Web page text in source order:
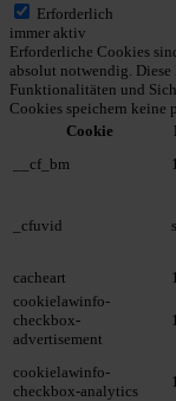
Erforderlich
immer aktiv
Erforderliche Cookies
absolut notwendig.
Funktionalitäten und
Cookies speichern keine
Cookie
__cf_bm
_cfuvid
cacheart
cookielawinfo-
checkbox-
advertisement
cookielawinfo-
checkbox-analytics